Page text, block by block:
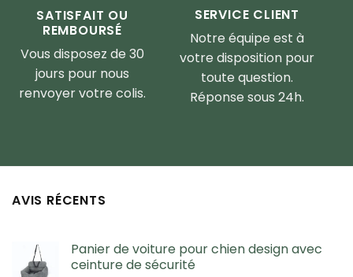
SATISFAIT OU
REMBOURSÉ
Vous disposez de 30
jours pour nous
renvoyer votre colis.
SERVICE CLIENT
Notre équipe est à
votre disposition pour
toute question.
Réponse sous 24h.
AVIS RÉCENTS
Panier de voiture pour chien design avec
ceinture de sécurité